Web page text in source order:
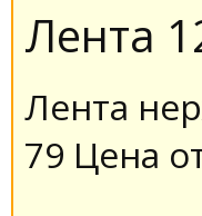
Лента
Лента
79 Цена